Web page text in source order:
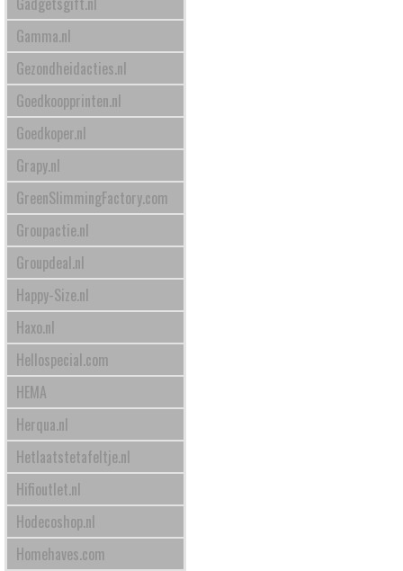
Gamma.nl
Gezondheidacties.nl
Goedkoopprinten.nl
Goedkoper.nl
Grapy.nl
GreenSlimmingFactory.com
Groupactie.nl
Groupdeal.nl
Happy-Size.nl
Haxo.nl
Hellospecial.com
HEMA
Herqua.nl
Hetlaatstetafeltje.nl
Hifioutlet.nl
Hodecoshop.nl
Homehaves.com